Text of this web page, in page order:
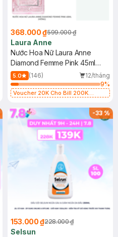
368.000 ₫599.000 ₫
Laura Anne
Nước Hoa Nữ Laura Anne
Diamond Femme Pink 45ml
(Hồng)
5.0 (146)
12/tháng
9%
Voucher 20K Cho Bill 200K
Gennie, Parision (SL có hạn)-33%
153.000 ₫228.000 ₫
Selsun